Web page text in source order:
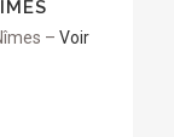
– Voir